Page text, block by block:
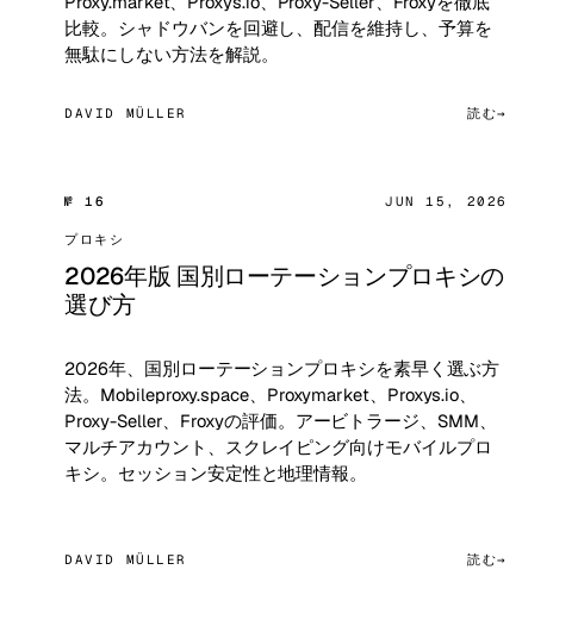
比較。シャドウバンを回避し、配信を維持し、予算を
無駄にしない方法を解説。
DAVID MÜLLER 読む
№ 16 JUN 15, 2026
プロキシ
2026年版 国別ローテーションプロキシの
選び方
2026年、国別ローテーションプロキシを素早く選ぶ方
法。Mobileproxy.space、Proxymarket、Proxys.io、
Proxy-Seller、Froxyの評価。アービトラージ、SMM、
マルチアカウント、スクレイピング向けモバイルプロ
キシ。セッション安定性と地理情報。
DAVID MÜLLER 読む